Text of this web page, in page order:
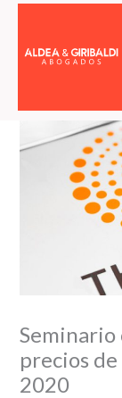
contenido
Seminario
precios
2020